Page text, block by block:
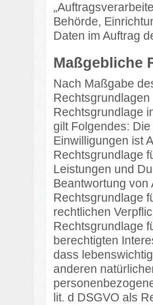
Behörde,
Daten im Auftrag
Maßgebliche
Nach Maßgabe
Rechtsgrundlage
gilt Folgendes:
Einwilligungen ist
Rechtsgrundlage
Leistungen und
Beantwortung von
Rechtsgrundlage
rechtlichen
Rechtsgrundlage
berechtigten
dass
anderen
lit. d DSGVO als